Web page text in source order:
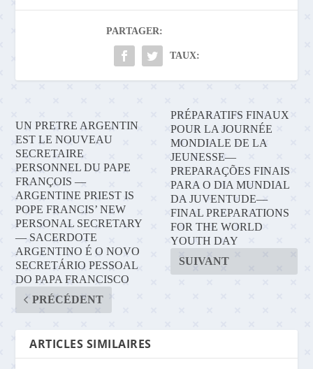
PARTAGER:
TAUX:
UN PRETRE ARGENTIN
EST LE NOUVEAU
SECRETAIRE
PERSONNEL DU PAPE
FRANÇOIS —
ARGENTINE PRIEST IS
POPE FRANCIS’ NEW
PERSONAL SECRETARY
— SACERDOTE
ARGENTINO É O NOVO
SECRETÁRIO PESSOAL
DO PAPA FRANCISCO
PRÉCÉDENT
PRÉPARATIFS FINAUX
POUR LA JOURNÉE
MONDIALE DE LA
JEUNESSE—
PREPARAÇÕES FINAIS
PARA O DIA MUNDIAL
DA JUVENTUDE—
FINAL PREPARATIONS
FOR THE WORLD
YOUTH DAY
SUIVANT
ARTICLES SIMILAIRES